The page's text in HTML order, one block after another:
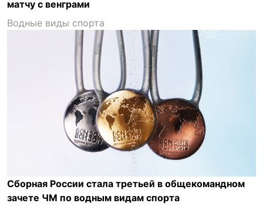
матчу с венграми
Водные виды спорта
Сборная России стала третьей в общекомандном
зачете ЧМ по водным видам спорта